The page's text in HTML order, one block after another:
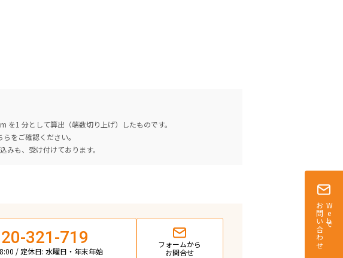
Webで
お問い合わせ
1 分として算出（端数切り上げ）したものです。
らをご確認ください。
みも、受け付けております。
321-719
/ 定休日: 水曜日・年末年始
フォームから
お問合せ